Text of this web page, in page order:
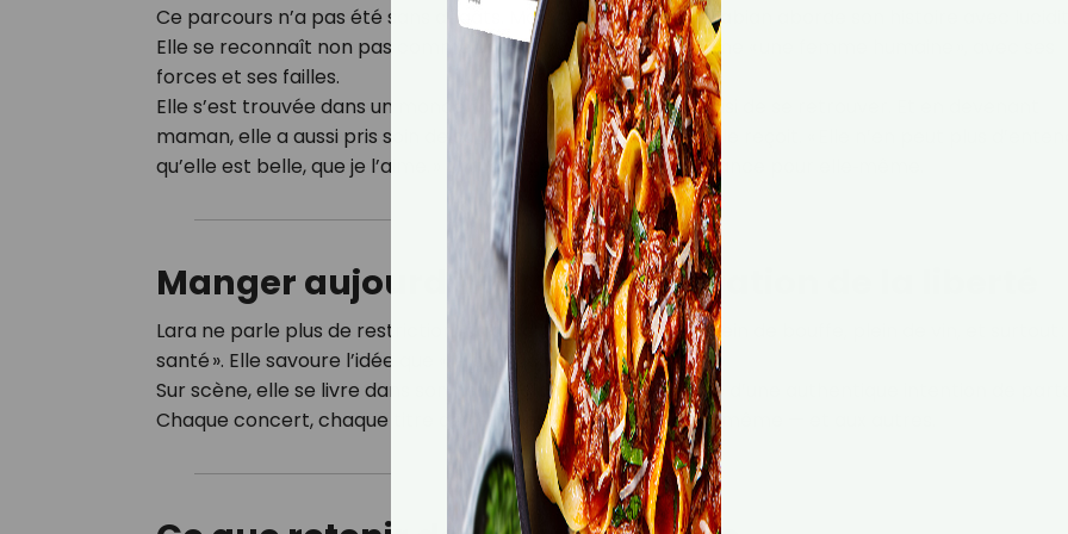
Ce parcours n’a pas été sans dégâts. Mais aujourd’hui, Lara Fabian aborde son histoire avec
Elle se reconnaît non pas comme une survivante, mais comme « une femme humaine », avec ses
forces et ses failles.
Elle s’est trouvée dans un monde impitoyable. Puis elle a choisi de se retrouver. Et en devenant
maman, elle a aussi pris soin de sa fille Lou et de l’image qu’elle reçoit. « Elle n’en peut plus
qu’elle est belle, que je l’aime. » Un beau geste de reconnaissance pour elle‑même.
Manger aujourd’hui : une célébration de la liberté
Lara ne parle plus de restriction : aujourd’hui elle souhaite « plein de bouffe, plein de vin, et surtout :
santé ». Elle savoure l’idée que « le plus beau reste à venir ».
Sur scène, elle se livre dans son nouvel albumJe Suis Là, riche d’une authentique intention de
Chaque concert, chaque titre devient une contribution à soi‑même — et aux autres.